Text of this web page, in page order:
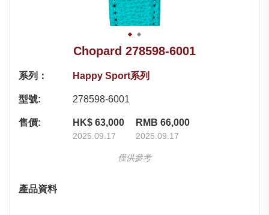
Chopard 278598-6001
系列： Happy Sport系列
型號: 278598-6001
售價: HK$ 63,000
2025.09.17
RMB 66,000
2025.09.17
僅供參考
產品資料